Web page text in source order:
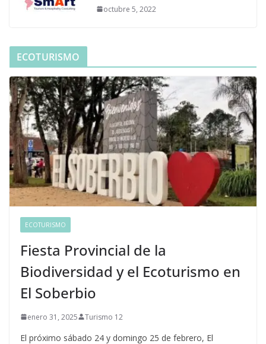
octubre 5, 2022
ECOTURISMO
ECOTURISMO
Fiesta Provincial de la
Biodiversidad y el Ecoturismo en
El Soberbio
enero 31, 2025 Turismo 12
El próximo sábado 24 y domingo 25 de febrero, El